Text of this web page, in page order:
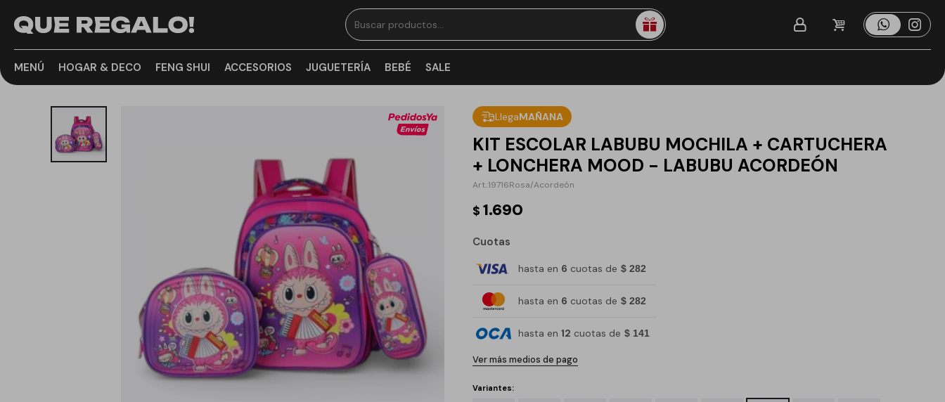
MENÚ HOGAR & DECO FENG SHUI ACCESORIOS JUGUETERÍA BEBÉ SALE
LlegaMAÑANA
KIT ESCOLAR LABUBU MOCHILA + CARTUCHERA
+ LONCHERA MOOD - LABUBU ACORDEÓN
19716Rosa/Acordeón
$ 1.690
Cuotas
hasta en 6 cuotas de $ 282
hasta en 6 cuotas de $ 282
hasta en 12 cuotas de $ 141
Ver más medios de pago
Variantes: